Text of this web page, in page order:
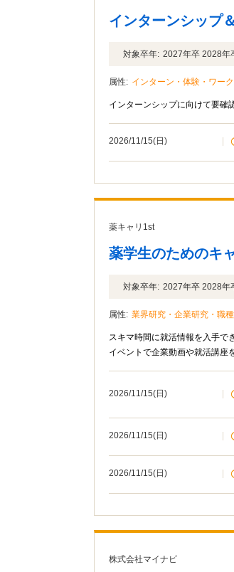
インターンシップ
対象卒年: 2027年卒 2028年
属性: インターン・体験・ワー
インターンシップに向けて要確
2026/11/15(日) |
薬キャリ1st
薬学生のためのキ
対象卒年: 2027年卒 2028年
属性: 業界研究・企業研究・職
スキマ時間に就活情報を入手で
イベントで企業動画や就活講座
2026/11/15(日) |
2026/11/15(日) |
2026/11/15(日) |
株式会社マイナビ